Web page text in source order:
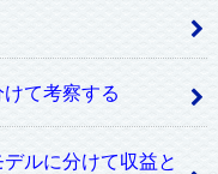
て考察する
ルに分けて収益と